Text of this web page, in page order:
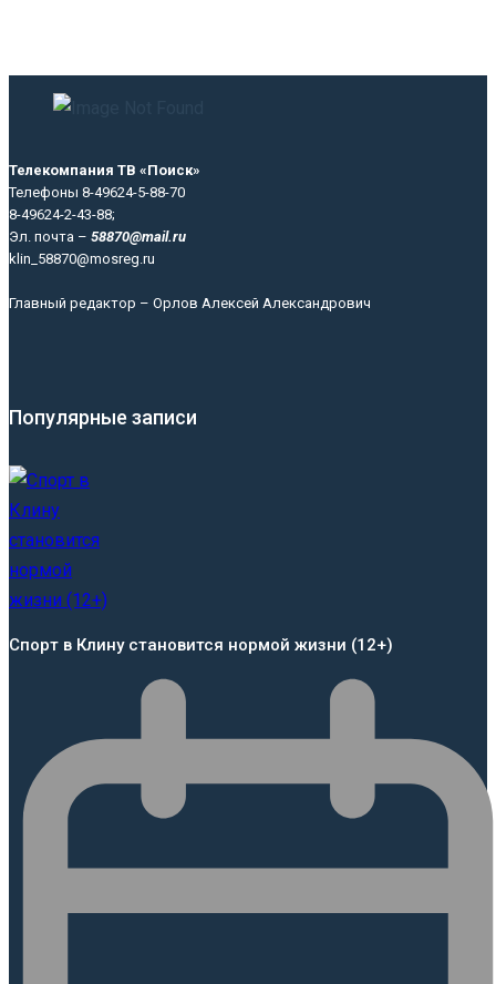
Телекомпания ТВ «Поиск»
Телефоны 8-49624-5-88-70
8-49624-2-43-88;
Эл. почта – 58870@mail.ru
klin_58870@mosreg.ru
Главный редактор – Орлов Алексей Александрович
Популярные записи
Спорт в Клину становится нормой жизни (12+)